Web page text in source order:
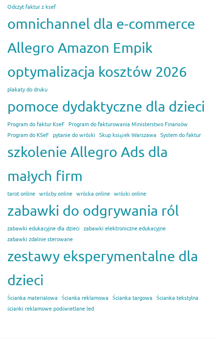
Odczyt faktur z ksef
omnichannel dla e-commerce
Allegro Amazon Empik
optymalizacja kosztów 2026
plakaty do druku
pomoce dydaktyczne dla dzieci
Program do faktur KseF
Program do fakturowania Ministerstwo Finansów
Program do KSeF
pytanie do wróżki Skup książek Warszawa System do faktur
szkolenie Allegro Ads dla
małych firm
tarot online wróżby online wróżka online wróżki online
zabawki do odgrywania ról
zabawki edukacyjne dla dzieci
zabawki elektroniczne edukacyjne
zabawki zdalnie sterowane
zestawy eksperymentalne dla
dzieci
Ścianka materiałowa Ścianka reklamowa Ścianka targowa
Ścianka tekstylna
ścianki reklamowe podświetlane led